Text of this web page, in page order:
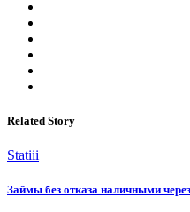
Related Story
Statiii
Займы без отказа наличными